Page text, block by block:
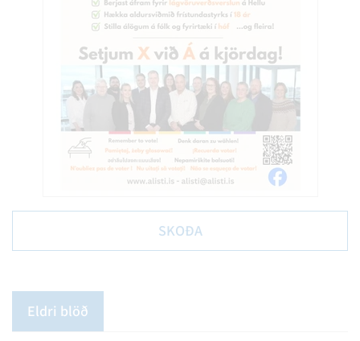
SKOÐA
Eldri blöð